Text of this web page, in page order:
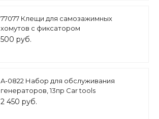
77077 Клещи для самозажимных
хомутов с фиксатором
500 руб.
A-0822 Набор для обслуживания
генераторов, 13пр Car tools
2 450 руб.